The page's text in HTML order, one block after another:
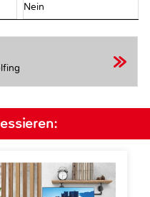
Nein